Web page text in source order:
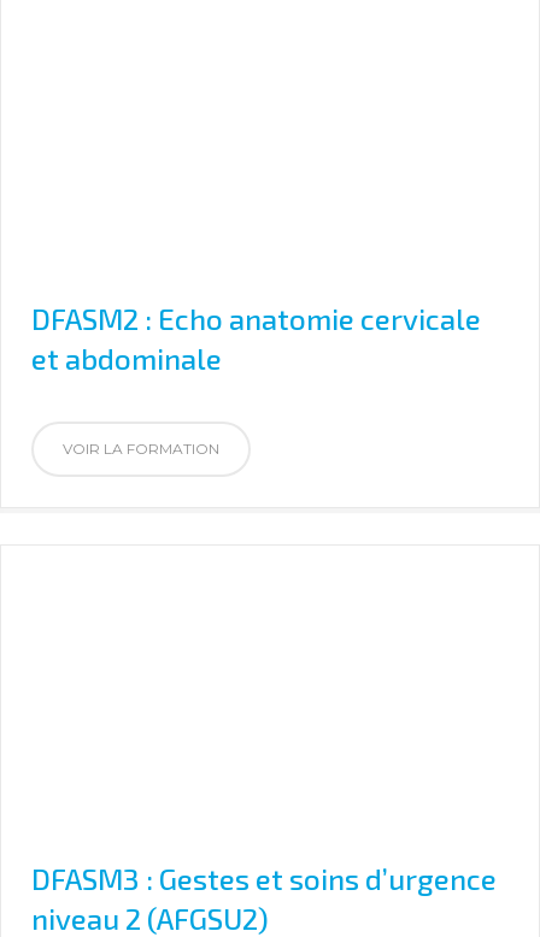
DFASM2 : Echo anatomie cervicale
et abdominale
VOIR LA FORMATION
DFASM3 : Gestes et soins d’urgence
niveau 2 (AFGSU2)